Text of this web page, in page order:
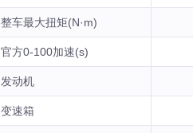
整车最大扭矩(N·m)
官方0-100加速(s)
发动机
变速箱